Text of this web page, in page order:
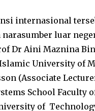
internasional
luar
Dr Aini Maznina
University of
(Associate
School Faculty
of